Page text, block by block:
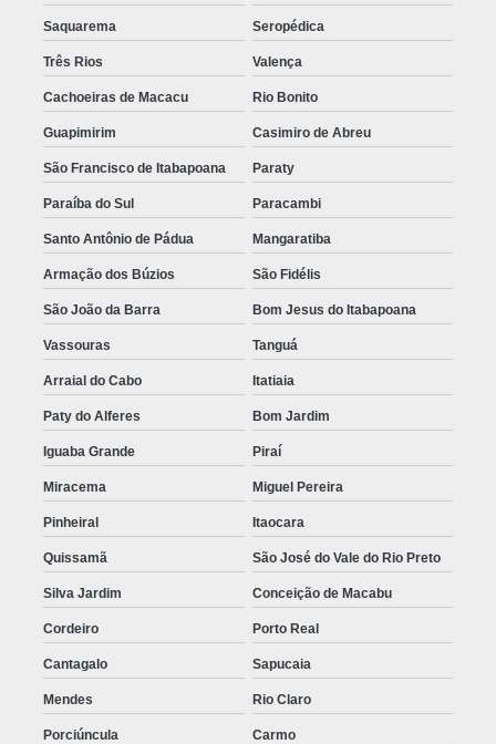
Saquarema Seropédica
Três Rios Valença
Cachoeiras de Macacu Rio Bonito
Guapimirim Casimiro de Abreu
São Francisco de Itabapoana Paraty
Paraíba do Sul Paracambi
Santo Antônio de Pádua Mangaratiba
Armação dos Búzios São Fidélis
São João da Barra Bom Jesus do Itabapoana
Vassouras Tanguá
Arraial do Cabo Itatiaia
Paty do Alferes Bom Jardim
Iguaba Grande Piraí
Miracema Miguel Pereira
Pinheiral Itaocara
Quissamã São José do Vale do Rio Preto
Silva Jardim Conceição de Macabu
Cordeiro Porto Real
Cantagalo Sapucaia
Mendes Rio Claro
Porciúncula Carmo